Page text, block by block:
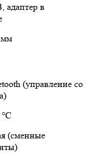
адаптер в
мм
(управление со
(сменные